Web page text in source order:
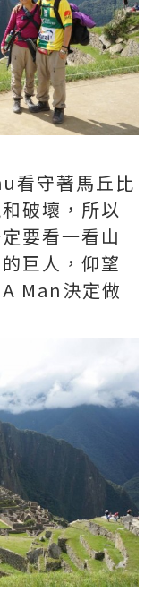
看守著馬丘比
破壞，所以
要看一看山
巨人，仰望
Man決定做